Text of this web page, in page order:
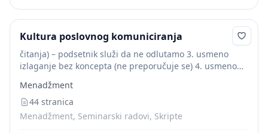
Kultura poslovnog komuniciranja
čitanja) – podsetnik služi da ne odlutamo 3. usmeno
izlaganje bez koncepta (ne preporučuje se) 4. usmeno
se u završnom delu razgovora)...
Menadžment
44 stranica
Menadžment, Seminarski radovi, Skripte